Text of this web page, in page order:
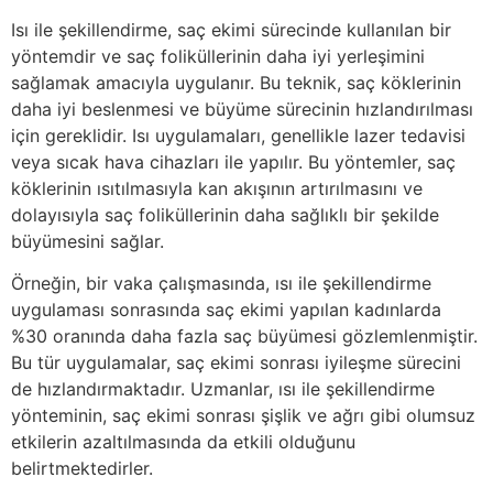
Isı ile şekillendirme, saç ekimi sürecinde kullanılan bir
yöntemdir ve saç foliküllerinin daha iyi yerleşimini
sağlamak amacıyla uygulanır. Bu teknik, saç köklerinin
daha iyi beslenmesi ve büyüme sürecinin hızlandırılması
için gereklidir. Isı uygulamaları, genellikle lazer tedavisi
veya sıcak hava cihazları ile yapılır. Bu yöntemler, saç
köklerinin ısıtılmasıyla kan akışının artırılmasını ve
dolayısıyla saç foliküllerinin daha sağlıklı bir şekilde
büyümesini sağlar.
Örneğin, bir vaka çalışmasında, ısı ile şekillendirme
uygulaması sonrasında saç ekimi yapılan kadınlarda
%30 oranında daha fazla saç büyümesi gözlemlenmiştir.
Bu tür uygulamalar, saç ekimi sonrası iyileşme sürecini
de hızlandırmaktadır. Uzmanlar, ısı ile şekillendirme
yönteminin, saç ekimi sonrası şişlik ve ağrı gibi olumsuz
etkilerin azaltılmasında da etkili olduğunu
belirtmektedirler.